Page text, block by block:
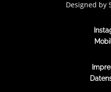
Designed by